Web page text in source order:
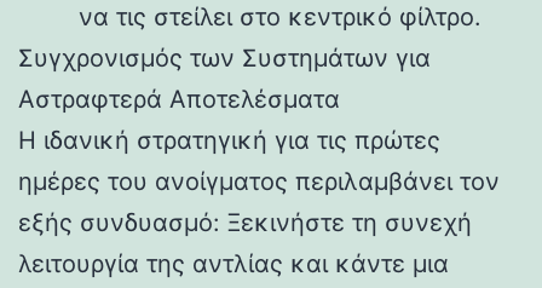
να τις στείλει στο κεντρικό φίλτρο.
Συγχρονισμός των Συστημάτων για
Αστραφτερά Αποτελέσματα
Η ιδανική στρατηγική για τις πρώτες
ημέρες του ανοίγματος περιλαμβάνει τον
εξής συνδυασμό: Ξεκινήστε τη συνεχή
λειτουργία της αντλίας και κάντε μια